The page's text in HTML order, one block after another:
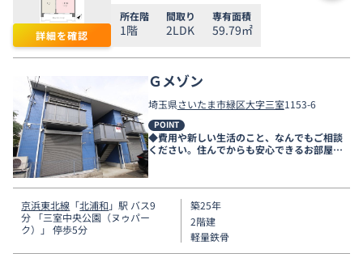
詳細を確認
所在階
1階
間取り
2LDK
専有面積
59.79㎡
Ｇメゾン
埼玉県さいたま市緑区大字三室1153-6
POINT
◆費用や新しい生活のこと、なんでもご相談
ください。住んでからも安心できるお部屋探
しをお手伝いします◆
京浜東北線 「北浦和 」駅 バス9
分 「三室中央公園（ヌゥパー
ク）」 停歩5分
築25年
2階建
軽量鉄骨